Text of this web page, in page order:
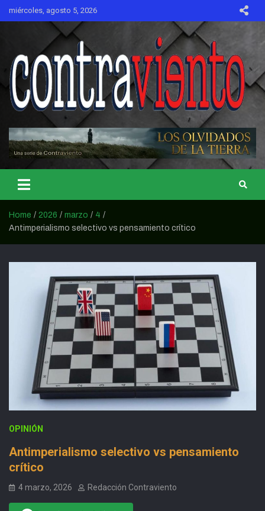
miércoles, agosto 5, 2026
CONTRAVIENTO
Home 2026 marzo
4
Antimperialismo selectivo vs pensamiento crítico
OPINIÓN
Antimperialismo selectivo vs pensamiento
crítico
4 marzo, 2026 Redacción Contraviento